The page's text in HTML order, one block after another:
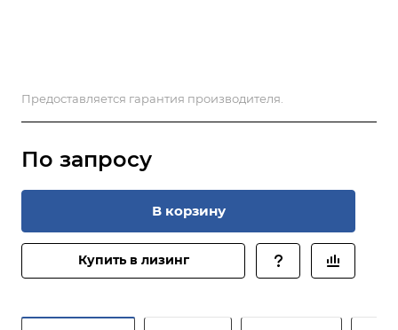
Предоставляется гарантия производителя.
По запросу
В корзину
Купить в лизинг